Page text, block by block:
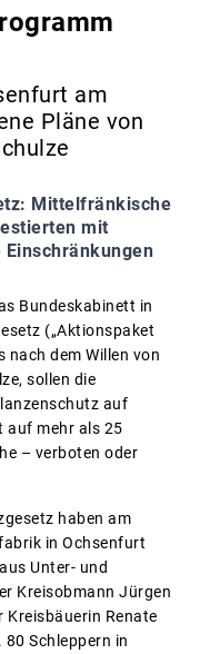
am
Pläne von
Mittelfränkische
mit
Bundeskabinett in
(„Aktionspaket
nach dem Willen von
sollen die
auf
auf mehr als 25
– verboten oder
haben am
in Ochsenfurt
Unter- und
Kreisobmann Jürgen
Renate
Schleppern in